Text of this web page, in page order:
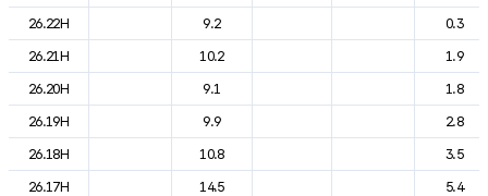
26.22H
9.2
0.3
26.21H
10.2
1.9
26.20H
9.1
1.8
26.19H
9.9
2.8
26.18H
10.8
3.5
26.17H
14.5
5.4